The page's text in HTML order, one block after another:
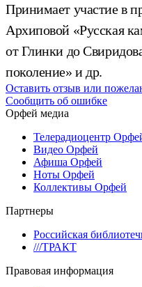
Принимает участие в
Архиповой «Русская
от Глинки до
поколение» и др.
Оставить отзыв или
Сообщить об ошибке
Орфей медиа
Телерадиоцентр
Видео Орфей
Афиша Орфей
Ноты Орфей
Коллективы Орфей
Партнеры
Российская
///ТРАКТ
Правовая информация